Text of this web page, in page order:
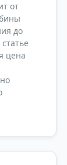
от
до
цена